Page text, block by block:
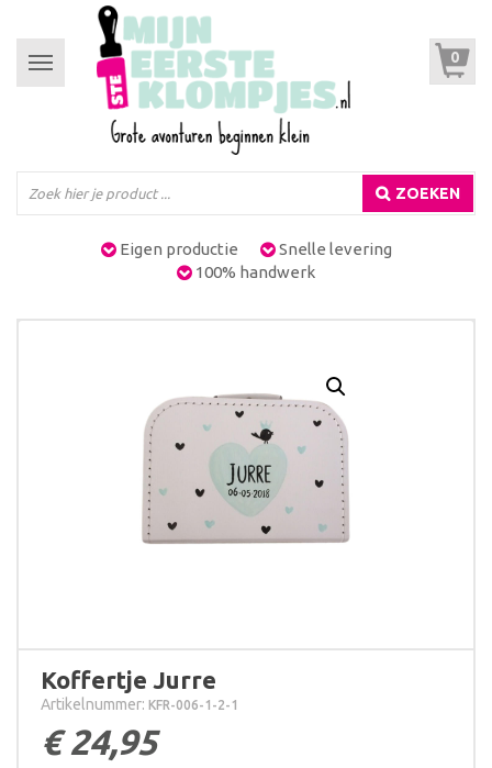
Toggle
navigation
0
ZOEKEN
Eigen productie
Snelle levering
100% handwerk
Koffertje Jurre
Artikelnummer: KFR-006-1-2-1
€24,95